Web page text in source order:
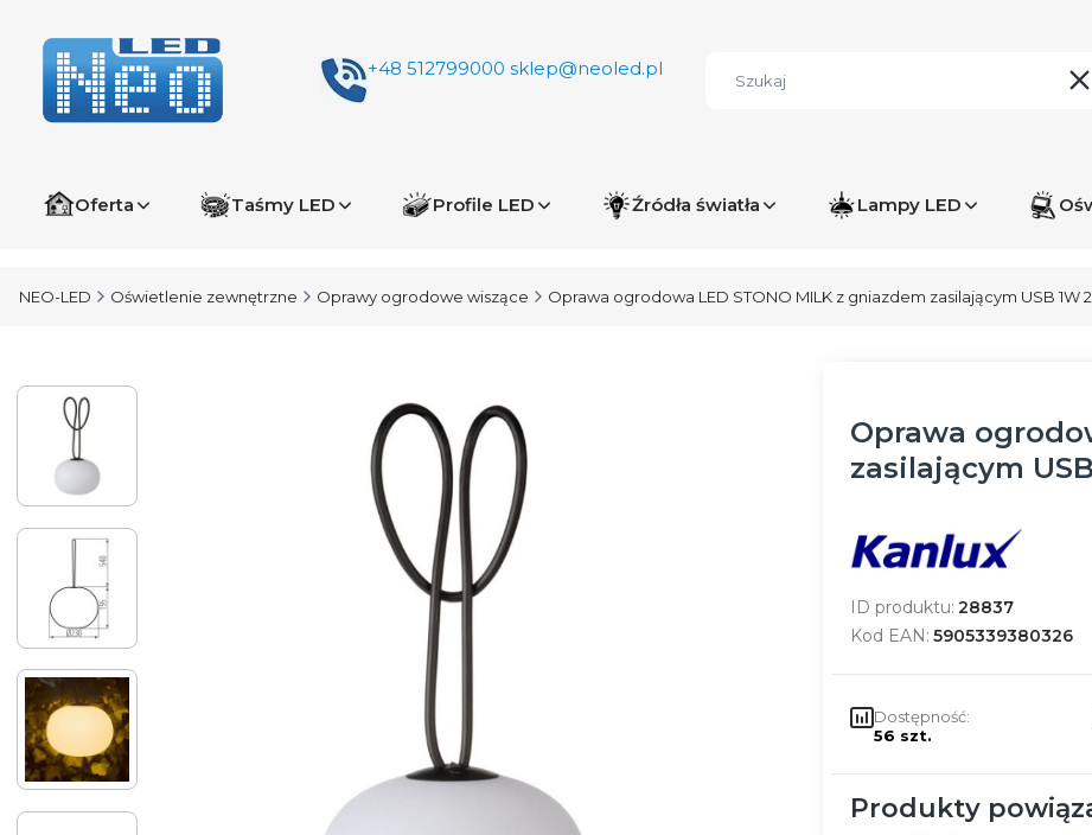
+48 512799000 sklep@neoled.pl
Oferta Taśmy LED Profile LED Źródła światła Lampy LED
NEO-LED Oświetlenie zewnętrzne Oprawy ogrodowe wiszące Oprawa ogrodowa LED STONO MILK z gniazdem zasilającym USB 1W
Oprawa
zasilającym
ID produktu: 28837
Kod EAN: 5905339380326
Dostępność:
56 szt.
Produkty